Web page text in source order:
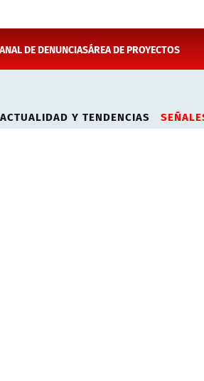
DE DENUNCIASÁREA DE PROYECTOS
ACTUALIDAD Y TENDENCIAS